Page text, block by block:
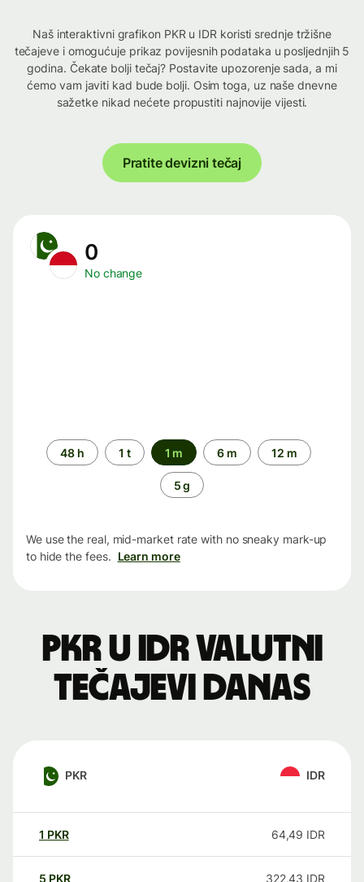
Naš interaktivni grafikon PKR u IDR koristi srednje tržišne
tečajeve i omogućuje prikaz povijesnih podataka u posljednjih 5
godina. Čekate bolji tečaj? Postavite upozorenje sada, a mi
ćemo vam javiti kad bude bolji. Osim toga, uz naše dnevne
sažetke nikad nećete propustiti najnovije vijesti.
Pratite devizni tečaj
0
No change
Time
period
48 h 1 t 1 m 6 m 12 m
5 g
We use the real, mid-market rate with no sneaky mark-up
to hide the fees. Learn more
PKR u IDR valutni
tečajevi danas
PKR IDR
1 PKR 64,49 IDR
5 PKR 322,43 IDR